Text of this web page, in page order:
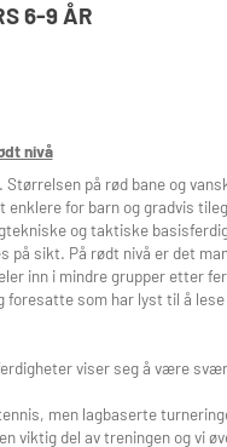
utebaner om sommeren.
rabatt på baneleie i helgene)
6-9 ÅR
nivå
på rød bane og
for barn og gradvis
og taktiske
sikt. På rødt nivå er det
inn i mindre grupper etter
som har lyst til å
viser seg å være
men lagbaserte
viktig del av treningen og vi